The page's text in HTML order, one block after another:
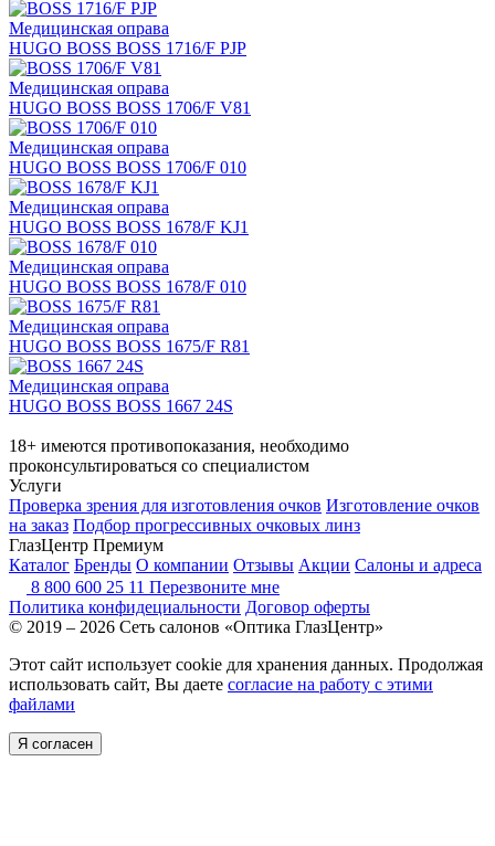
Медицинская оправа
HUGO BOSS BOSS 1716/F PJP
Медицинская оправа
HUGO BOSS BOSS 1706/F V81
Медицинская оправа
HUGO BOSS BOSS 1706/F 010
Медицинская оправа
HUGO BOSS BOSS 1678/F KJ1
Медицинская оправа
HUGO BOSS BOSS 1678/F 010
Медицинская оправа
HUGO BOSS BOSS 1675/F R81
Медицинская оправа
HUGO BOSS BOSS 1667 24S
18+ имеются противопоказания, необходимо
проконсультироваться со специалистом
Услуги
Проверка зрения для изготовления очков Изготовление очков
на заказ Подбор прогрессивных очковых линз
ГлазЦентр Премиум
Каталог Бренды О компании Отзывы Акции Салоны и адреса
8 800 600 25 11 Перезвоните мне
Политика конфидециальности Договор оферты
© 2019 – 2026 Сеть салонов «Оптика ГлазЦентр»
Этот сайт использует cookie для хранения данных. Продолжая
использовать сайт, Вы даете согласие на работу с этими
файлами
Я согласен